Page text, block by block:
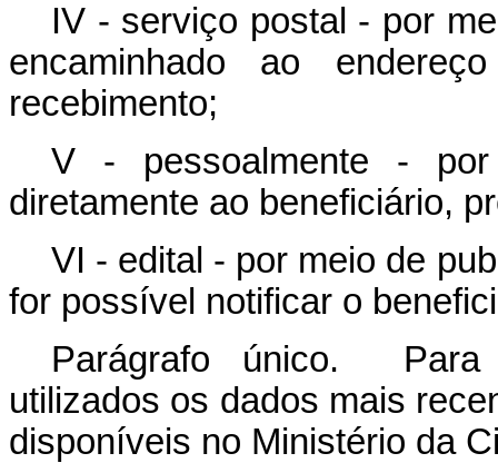
IV - serviço postal - por
encaminhado ao
recebimento;
V - pessoalmente -
diretamente ao beneficiário,
VI - edital - por meio de
for possível notificar o
Parágrafo único. Para
utilizados os dados mais
disponíveis no Ministério da